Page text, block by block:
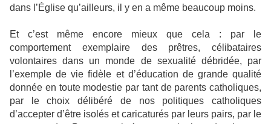
dans l’Église qu’ailleurs, il y en a même beaucoup moins.
Et c’est même encore mieux que cela : par le
comportement exemplaire des prêtres, célibataires
volontaires dans un monde de sexualité débridée, par
l’exemple de vie fidèle et d’éducation de grande qualité
donnée en toute modestie par tant de parents catholiques,
par le choix délibéré de nos politiques catholiques
d’accepter d’être isolés et caricaturés par leurs pairs, par le